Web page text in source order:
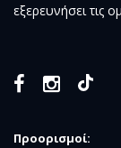
εξερευνήσει τις
Προορισμοί: